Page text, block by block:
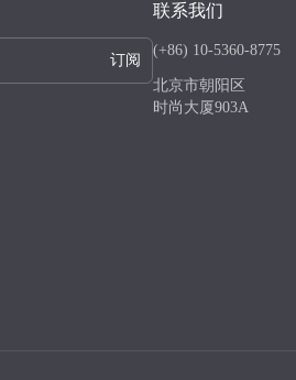
订阅
联系我们
(+86) 10-5360-8775
北京市朝阳区
时尚大厦903A